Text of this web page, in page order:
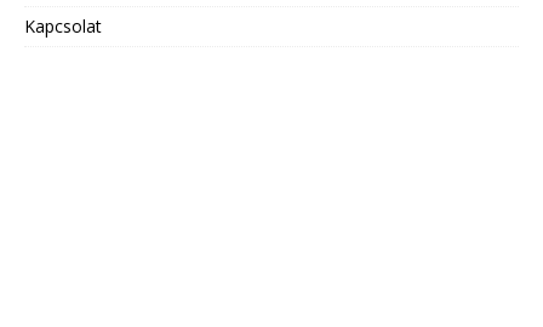
Kapcsolat